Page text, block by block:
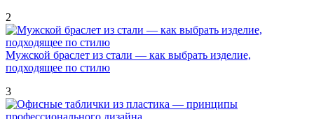
2
Мужской браслет из стали — как выбрать изделие,
подходящее по стилю
3